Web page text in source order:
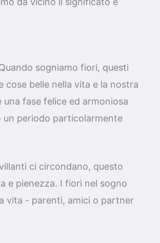
sogniamo fiori, questi
belle nella vita e la nostra
fase felice ed armoniosa
periodo particolarmente
ci circondano, questo
e pienezza. I fiori nel sogno
vita - parenti, amici o partner